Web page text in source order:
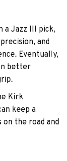
a Jazz III pick,
and
Eventually,
better
Kirk
keep a
the road and